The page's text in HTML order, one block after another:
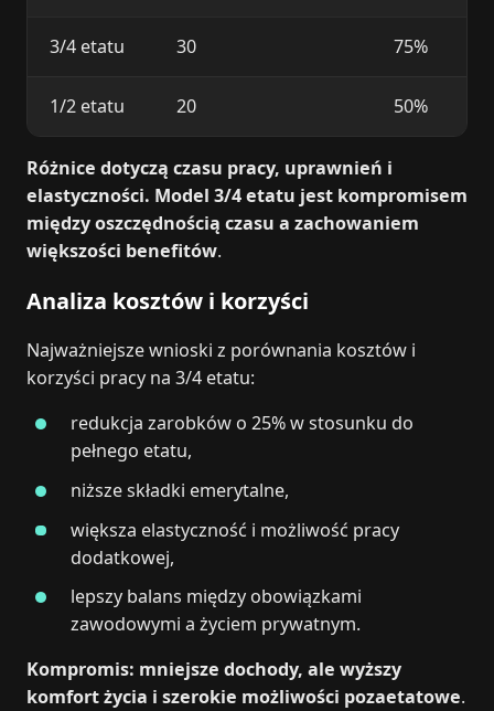
3/4 etatu 30 75%
1/2 etatu 20 50%
Różnice dotyczą czasu pracy, uprawnień i
elastyczności. Model 3/4 etatu jest kompromisem
między oszczędnością czasu a zachowaniem
większości benefitów.
Analiza kosztów i korzyści
Najważniejsze wnioski z porównania kosztów i
korzyści pracy na 3/4 etatu:
redukcja zarobków o 25% w stosunku do
pełnego etatu,
niższe składki emerytalne,
większa elastyczność i możliwość pracy
dodatkowej,
lepszy balans między obowiązkami
zawodowymi a życiem prywatnym.
Kompromis: mniejsze dochody, ale wyższy
komfort życia i szerokie możliwości pozaetatowe.